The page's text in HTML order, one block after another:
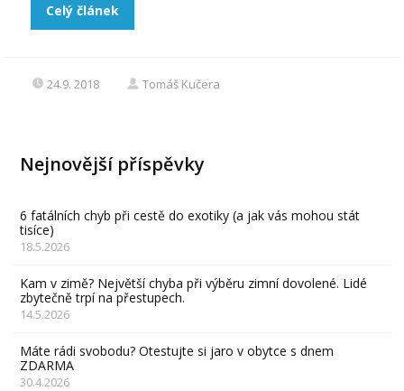
Celý článek
24.9. 2018 Tomáš Kučera
Nejnovější příspěvky
6 fatálních chyb při cestě do exotiky (a jak vás mohou stát
tisíce)
18.5.2026
Kam v zimě? Největší chyba při výběru zimní dovolené. Lidé
zbytečně trpí na přestupech.
14.5.2026
Máte rádi svobodu? Otestujte si jaro v obytce s dnem
ZDARMA
30.4.2026